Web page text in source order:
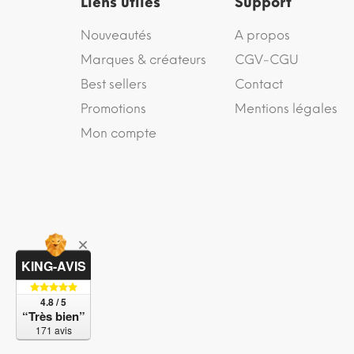
Nouveautés
Marques & créateurs
Best sellers
Promotions
Mon compte
A propos
CGV-CGU
Contact
Mentions légales
KING-AVIS
4.8 / 5
“Très bien”
171 avis